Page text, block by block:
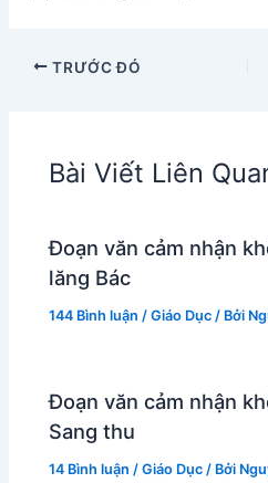
TRƯỚC ĐÓ
Bài Viết Liên
Đoạn văn cảm nhận
lăng Bác
144 Bình luận /Giáo Dục / Bởi
Đoạn văn cảm nhận
Sang thu
14 Bình luận /Giáo Dục / Bởi